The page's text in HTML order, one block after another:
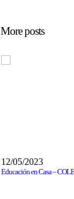
More posts
12/05/2023
Educación en Casa –